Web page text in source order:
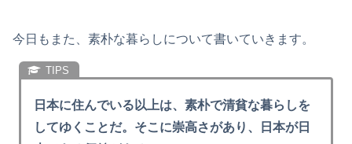
今日もまた、素朴な暮らしについて書いていきます。
日本に住んでいる以上は、素朴で清貧な暮らしを
してゆくことだ。そこに崇高さがあり、日本が日